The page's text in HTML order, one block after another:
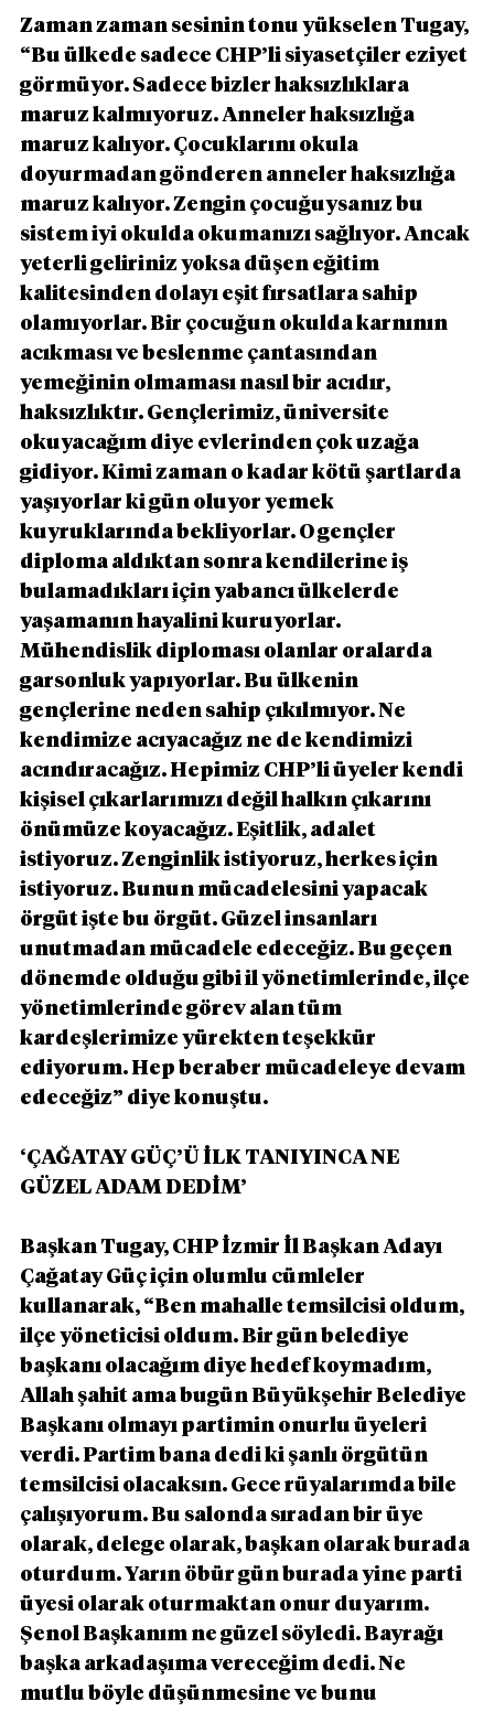
Zaman zaman sesinin tonu yükselen Tugay,
“Bu ülkede sadece CHP’li siyasetçiler eziyet
görmüyor. Sadece bizler haksızlıklara
maruz kalmıyoruz. Anneler haksızlığa
maruz kalıyor. Çocuklarını okula
doyurmadan gönderen anneler haksızlığa
maruz kalıyor. Zengin çocuğuysanız bu
sistem iyi okulda okumanızı sağlıyor. Ancak
yeterli geliriniz yoksa düşen eğitim
kalitesinden dolayı eşit fırsatlara sahip
olamıyorlar. Bir çocuğun okulda karnının
acıkması ve beslenme çantasından
yemeğinin olmaması nasıl bir acıdır,
haksızlıktır. Gençlerimiz, üniversite
okuyacağım diye evlerinden çok uzağa
gidiyor. Kimi zaman o kadar kötü şartlarda
yaşıyorlar ki gün oluyor yemek
kuyruklarında bekliyorlar. O gençler
diploma aldıktan sonra kendilerine iş
bulamadıkları için yabancı ülkelerde
yaşamanın hayalini kuruyorlar.
Mühendislik diploması olanlar oralarda
garsonluk yapıyorlar. Bu ülkenin
gençlerine neden sahip çıkılmıyor. Ne
kendimize acıyacağız ne de kendimizi
acındıracağız. Hepimiz CHP’li üyeler kendi
kişisel çıkarlarımızı değil halkın çıkarını
önümüze koyacağız. Eşitlik, adalet
istiyoruz. Zenginlik istiyoruz, herkes için
istiyoruz. Bunun mücadelesini yapacak
örgüt işte bu örgüt. Güzel insanları
unutmadan mücadele edeceğiz. Bu geçen
dönemde olduğu gibi il yönetimlerinde, ilçe
yönetimlerinde görev alan tüm
kardeşlerimize yürekten teşekkür
ediyorum. Hep beraber mücadeleye devam
edeceğiz” diye konuştu.
‘ÇAĞATAY GÜÇ’Ü İLK TANIYINCA NE
GÜZEL ADAM DEDİM’
Başkan Tugay, CHP İzmir İl Başkan Adayı
Çağatay Güç için olumlu cümleler
kullanarak, “Ben mahalle temsilcisi oldum,
ilçe yöneticisi oldum. Bir gün belediye
başkanı olacağım diye hedef koymadım,
Allah şahit ama bugün Büyükşehir Belediye
Başkanı olmayı partimin onurlu üyeleri
verdi. Partim bana dedi ki şanlı örgütün
temsilcisi olacaksın. Gece rüyalarımda bile
çalışıyorum. Bu salonda sıradan bir üye
olarak, delege olarak, başkan olarak burada
oturdum. Yarın öbür gün burada yine parti
üyesi olarak oturmaktan onur duyarım.
Şenol Başkanım ne güzel söyledi. Bayrağı
başka arkadaşıma vereceğim dedi. Ne
mutlu böyle düşünmesine ve bunu